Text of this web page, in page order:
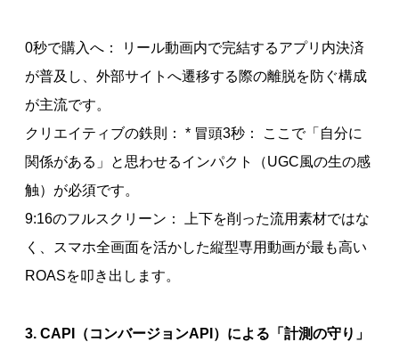
0秒で購入へ： リール動画内で完結するアプリ内決済
が普及し、外部サイトへ遷移する際の離脱を防ぐ構成
が主流です。
クリエイティブの鉄則： * 冒頭3秒： ここで「自分に
関係がある」と思わせるインパクト（UGC風の生の感
触）が必須です。
9:16のフルスクリーン： 上下を削った流用素材ではな
く、スマホ全画面を活かした縦型専用動画が最も高い
ROASを叩き出します。
3. CAPI（コンバージョンAPI）による「計測の守り」